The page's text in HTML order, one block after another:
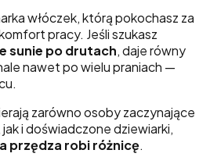
włóczek, którą pokochasz za
pracy. Jeśli szukasz
sunie po drutach, daje równy
nawet po wielu praniach —
zarówno osoby zaczynające
i doświadczone dziewiarki,
przędza robi różnicę.